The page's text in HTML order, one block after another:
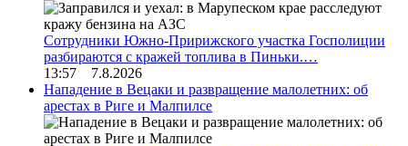
Сотрудники Южно-Пририжского участка Госполиции
разбираются с кражей топлива в Пиньки.…
13:57 7.8.2026
Нападение в Вецаки и развращение малолетних: об
арестах в Риге и Малпилсе